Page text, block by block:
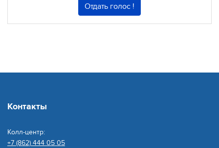
Контакты
Колл-центр:
+7 (862) 444 05 05